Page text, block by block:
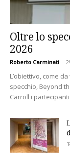
Oltre lo
2026
Roberto Carminati -
L’obiettivo, come
specchio, Beyond
Carroll i